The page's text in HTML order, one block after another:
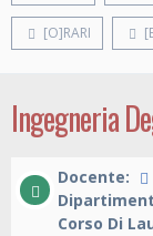
[O]RARI
Ingegneria
Docente:
Corso Di